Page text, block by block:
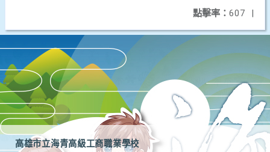
點擊率： 607 |
高雄市立海青高級工商職業學校